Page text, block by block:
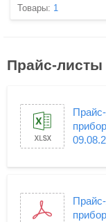
Товары: 1
Прайс-листы